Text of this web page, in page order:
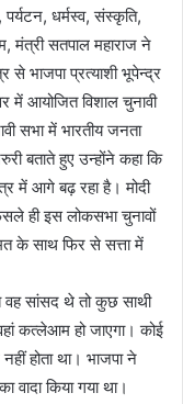
पर्यटन, धर्मस्व, संस्कृति,
मंत्री सतपाल महाराज ने
से भाजपा प्रत्याशी भूपेन्द्र
में आयोजित विशाल चुनावी
सभा में भारतीय जनता
बताते हुए उन्होंने कहा कि
में आगे बढ़ रहा है। मोदी
ही इस लोकसभा चुनावों
के साथ फिर से सत्ता में
वह सांसद थे तो कुछ साथी
कत्लेआम हो जाएगा। कोई
होता था। भाजपा ने
किया गया था।